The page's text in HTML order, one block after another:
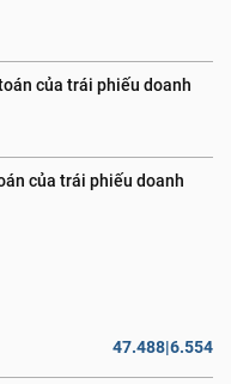
của trái phiếu doanh
của trái phiếu doanh
47.488|6.554